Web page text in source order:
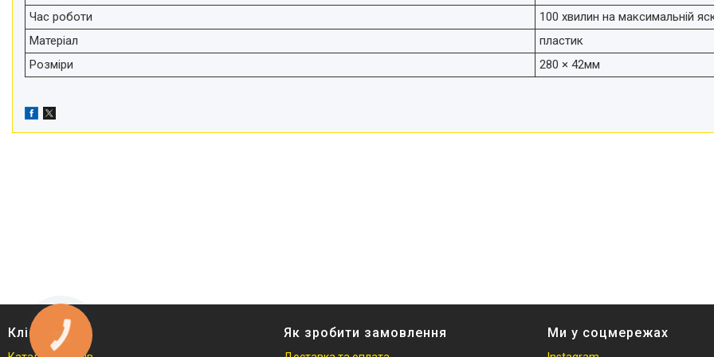
Час роботи
100 хвилин на максимальній
Матеріал
пластик
Розміри
280 × 42мм
Клієнтам Як зробити замовлення Ми у соцмережах
КНОПКА
ЗВ'ЯЗКУ